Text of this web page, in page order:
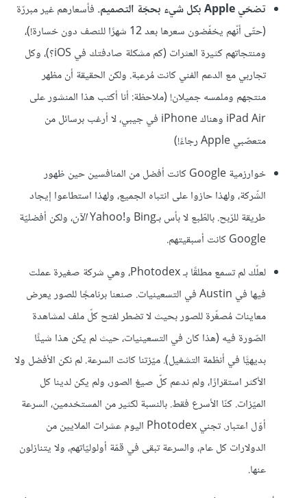
تضحّي Apple بكل شيء بحجّة التصميم.
فأسعارهم غير مبررّة
(حتّى أنّهم يخفّضون سعرها بعد 12 شهرًا للنصف دون خسارة!)،
ومنتجاتهم كثيرة العثرات (كم مشكلة صادفتك في iOS؟)، وكل
تجاربي مع الدعم الفني كانت مُرعبة. ولكن الحقيقة أن مظهر
منتجهم وملمسه جميلان! (ملاحظة: أنا أكتب هذا المنشور على
iPad Air وهناك iPhone في جيبي، لا أرغب برسائل من
متعصّبي Apple رجاءً!)
خوارزمية Google كانت أفضل من المنافسين حين ظهور
الشّركة، ولهذا حازوا على انتباه الجميع، ولهذا استطاعوا إيجاد
طريقة للرّبح. بالطّبع لا بأس بـBing و‎Yahoo!‎
الآن، ولكن أفضليّة
Google كانت أسبقيتهم.
لعلّك لم تسمع مطلقًا بـ Photodex، وهي شركة صغيرة عملت
فيها في Austin في التسعينيات. صنعنا برنامجًا للصور يعرض
معاينات مُصغّرة للصور بحيث لا تضطر لفتح كلّ ملف لمشاهدة
الصّورة فيه (هذا كان في التسعينيات، حيث لم يكن هذا شيئًا
بديهيًّا في أنظمة التشغيل). ميّزتنا كانت السرعة. لم نكن الأفضل ولا
الأكثر استقرارًا، ولم ندعم كلّ صيغ الصور، ولم يكن لدينا كل
الميّزات. كنّا الأسرع فقط. بالنسبة لكثير من المستخدمين، السرعة
أوّل اعتبار. تجني Photodex اليوم عشرات الملايين من
الدولارات كل عام، والسرعة تبقى في قمّة أولوليّاتهم، ولا يتنازلون
عنها.